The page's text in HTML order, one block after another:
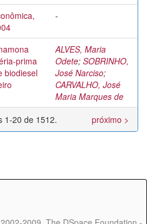
-
prima
biodiesel
ALVES, Maria
Odete; SOBRINHO,
José Narciso;
CARVALHO, José
Maria Marques de
1-20 de 1512.
próximo >